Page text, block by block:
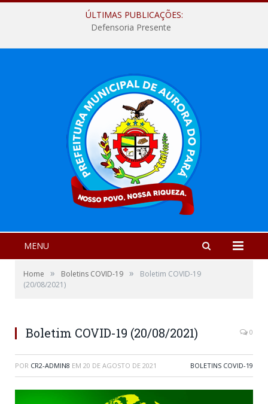
ÚLTIMAS PUBLICAÇÕES:
Defensoria Presente
MENU
Home » Boletins COVID-19 »
Boletim COVID-19
(20/08/2021)
Boletim COVID-19 (20/08/2021) 0
POR CR2-ADMIN8 EM 20 DE AGOSTO DE 2021 BOLETINS COVID-19